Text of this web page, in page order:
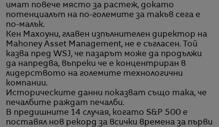
имат повече място за растеж, докато
потенциалът на по-големите за такъв сега е
по-малък.
Кен Махоуни, главен изпълнителен директор на
Mahoney Asset Management, не е съгласен. Той
казва пред WSJ, че пазарът може да продължи
да напредва, въпреки че е концентриран в
лидерството на големите технологични
компании.
Историческите данни показват също така, че
печалбите раждат печалби.
В предишните 14 случая, когато S&P 500 е
поставял нов рекорд за всички времена за първи